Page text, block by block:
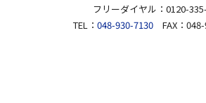
フリーダイヤル：0120-
TEL： 048-930-7130FAX：048-